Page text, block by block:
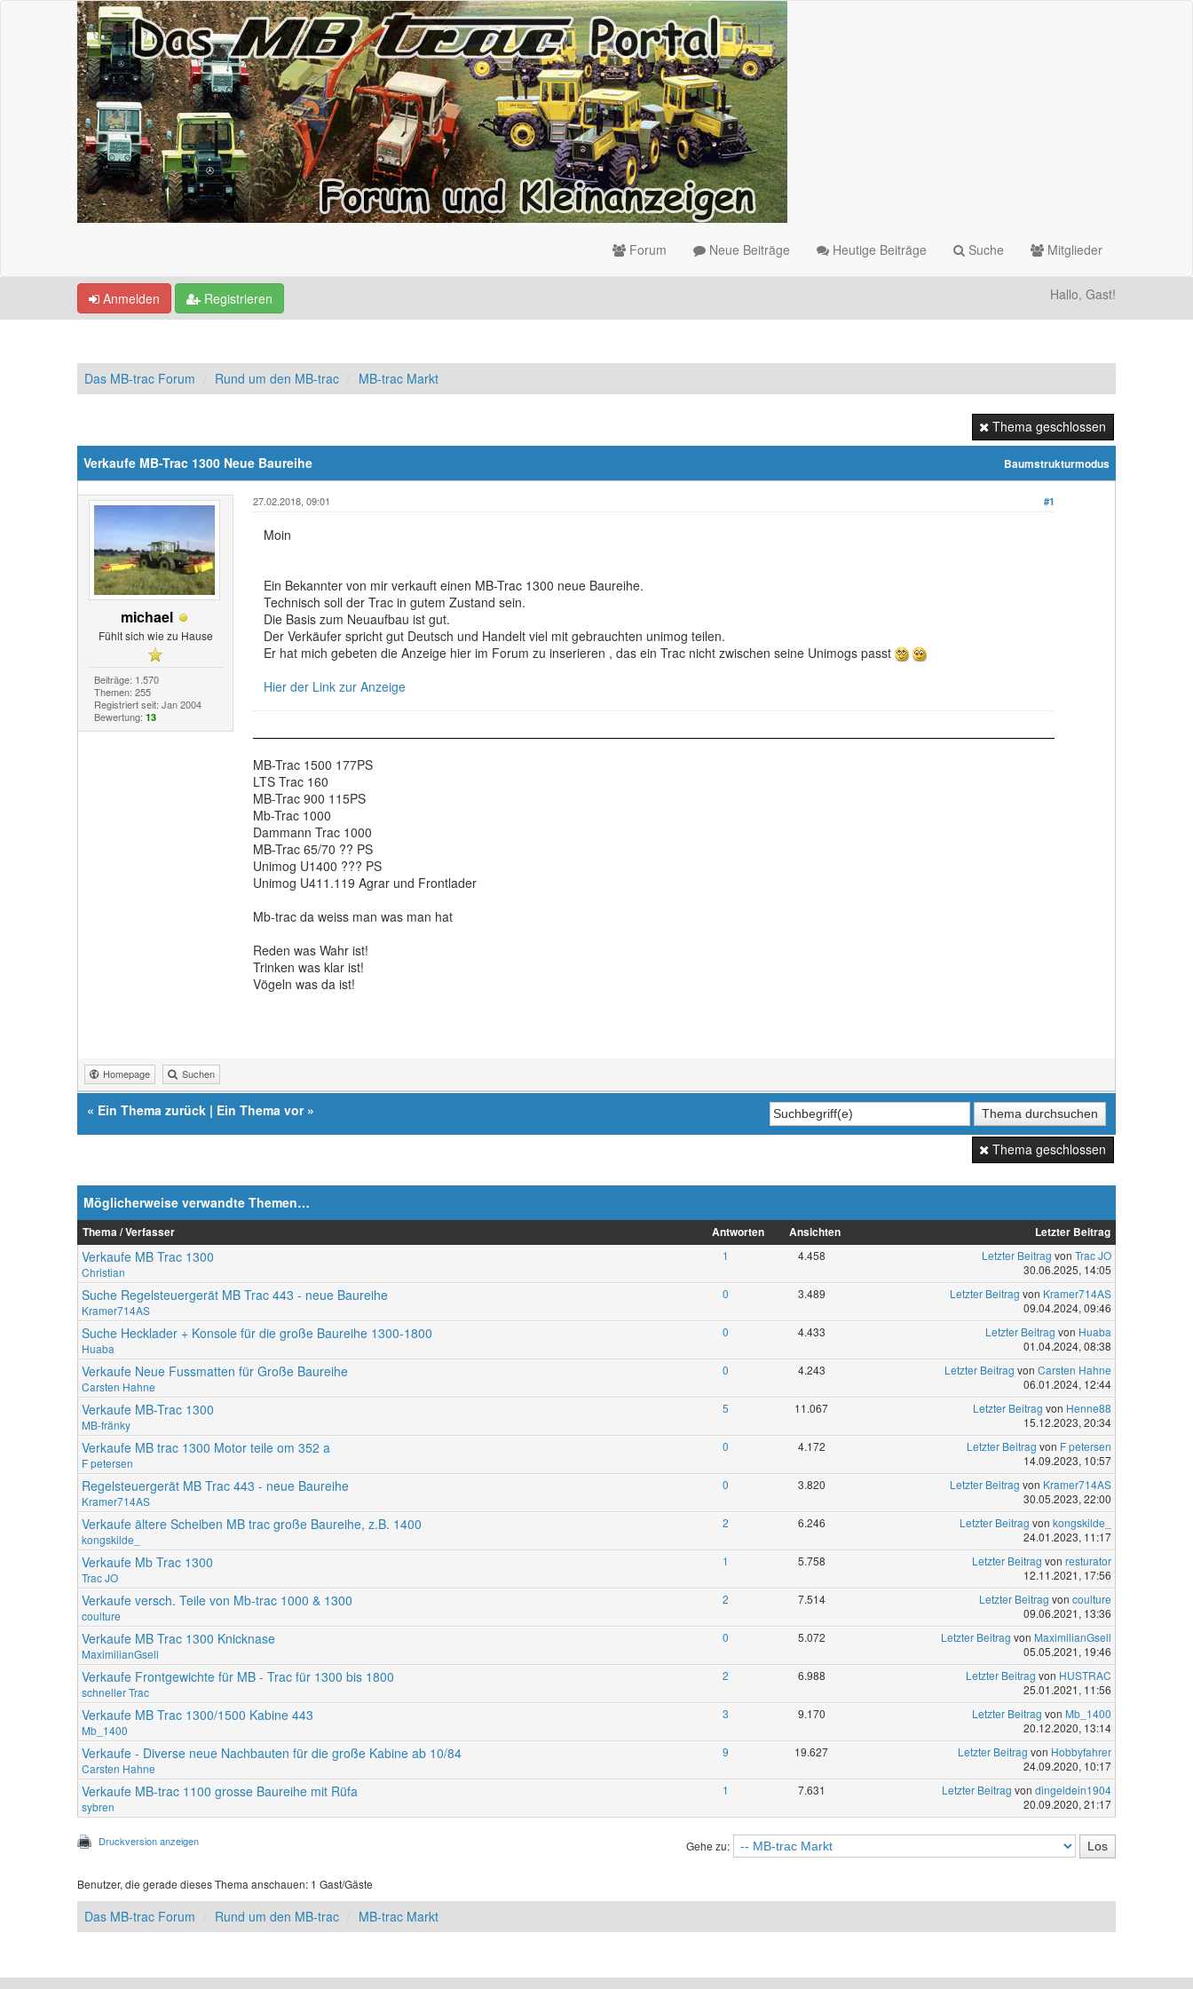
Forum Neue Beiträge Heutige Beiträge Suche Mitglieder
Anmelden Registrieren Hallo, Gast!
Das MB-trac Forum Rund um den MB-trac MB-trac Markt
Thema geschlossen
Baumstrukturmodus
Verkaufe MB-Trac 1300 Neue Baureihe
michael
Fühlt sich wie zu Hause
Beiträge: 1.570
Themen: 255
Registriert seit: Jan 2004
Bewertung: 13
#1
27.02.2018, 09:01
Moin
Ein Bekannter von mir verkauft einen MB-Trac 1300 neue Baureihe.
Technisch soll der Trac in gutem Zustand sein.
Die Basis zum Neuaufbau ist gut.
Der Verkäufer spricht gut Deutsch und Handelt viel mit gebrauchten unimog teilen.
Er hat mich gebeten die Anzeige hier im Forum zu inserieren , das ein Trac nicht zwischen seine Unimogs passt
Hier der Link zur Anzeige
MB-Trac 1500 177PS
LTS Trac 160
MB-Trac 900 115PS
Mb-Trac 1000
Dammann Trac 1000
MB-Trac 65/70 ?? PS
Unimog U1400 ??? PS
Unimog U411.119 Agrar und Frontlader
Mb-trac da weiss man was man hat
Reden was Wahr ist!
Trinken was klar ist!
Vögeln was da ist!
Homepage Suchen
« Ein Thema zurück | Ein Thema vor»
Thema geschlossen
Möglicherweise verwandte Themen…
Thema / Verfasser Antworten Ansichten Letzter Beitrag
Verkaufe MB Trac 1300
Christian
1 4.458 Letzter Beitrag von Trac JO
30.06.2025, 14:05
Suche Regelsteuergerät MB Trac 443 - neue Baureihe
Kramer714AS
0 3.489 Letzter Beitrag von Kramer714AS
09.04.2024, 09:46
Suche Hecklader + Konsole für die große Baureihe 1300-1800
Huaba
0 4.433 Letzter Beitrag von Huaba
01.04.2024, 08:38
Verkaufe Neue Fussmatten für Große Baureihe
Carsten Hahne
0 4.243 Letzter Beitrag von Carsten Hahne
06.01.2024, 12:44
Verkaufe MB-Trac 1300
MB-fränky
5 11.067 Letzter Beitrag von Henne88
15.12.2023, 20:34
Verkaufe MB trac 1300 Motor teile om 352 a
F petersen
0 4.172 Letzter Beitrag von F petersen
14.09.2023, 10:57
Regelsteuergerät MB Trac 443 - neue Baureihe
Kramer714AS
0 3.820 Letzter Beitrag von Kramer714AS
30.05.2023, 22:00
Verkaufe ältere Scheiben MB trac große Baureihe, z.B. 1400
kongskilde_
2 6.246 Letzter Beitrag von kongskilde_
24.01.2023, 11:17
Verkaufe Mb Trac 1300
Trac JO
1 5.758 Letzter Beitrag von resturator
12.11.2021, 17:56
Verkaufe versch. Teile von Mb-trac 1000 & 1300
coulture
2 7.514 Letzter Beitrag von coulture
09.06.2021, 13:36
Verkaufe MB Trac 1300 Knicknase
MaximilianGsell
0 5.072 Letzter Beitrag von MaximilianGsell
05.05.2021, 19:46
Verkaufe Frontgewichte für MB - Trac für 1300 bis 1800
schneller Trac
2 6.988 Letzter Beitrag von HUSTRAC
25.01.2021, 11:56
Verkaufe MB Trac 1300/1500 Kabine 443
Mb_1400
3 9.170 Letzter Beitrag von Mb_1400
20.12.2020, 13:14
Verkaufe - Diverse neue Nachbauten für die große Kabine ab 10/84
Carsten Hahne
9 19.627 Letzter Beitrag von Hobbyfahrer
24.09.2020, 10:17
Verkaufe MB-trac 1100 grosse Baureihe mit Rüfa
sybren
1 7.631 Letzter Beitrag von dingeldein1904
20.09.2020, 21:17
Druckversion anzeigen Gehe zu:
Benutzer, die gerade dieses Thema anschauen: 1 Gast/Gäste
Das MB-trac Forum Rund um den MB-trac MB-trac Markt